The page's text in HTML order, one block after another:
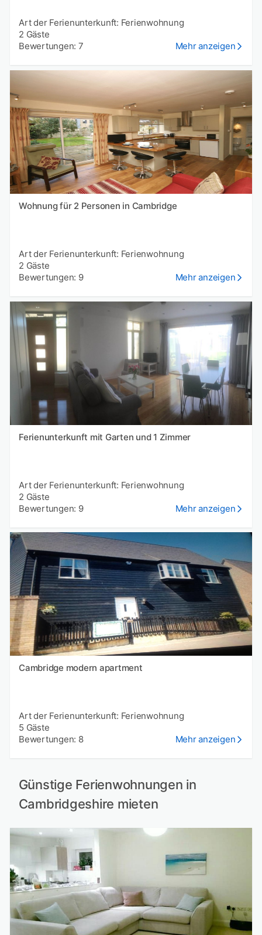
Art der Ferienunterkunft: Ferienwohnung
2 Gäste
Bewertungen: 7
Mehr anzeigen
Wohnung für 2 Personen in Cambridge
Art der Ferienunterkunft: Ferienwohnung
2 Gäste
Bewertungen: 9
Mehr anzeigen
Ferienunterkunft mit Garten und 1 Zimmer
Art der Ferienunterkunft: Ferienwohnung
2 Gäste
Bewertungen: 9
Mehr anzeigen
Cambridge modern apartment
Art der Ferienunterkunft: Ferienwohnung
5 Gäste
Bewertungen: 8
Mehr anzeigen
Günstige Ferienwohnungen in
Cambridgeshire mieten